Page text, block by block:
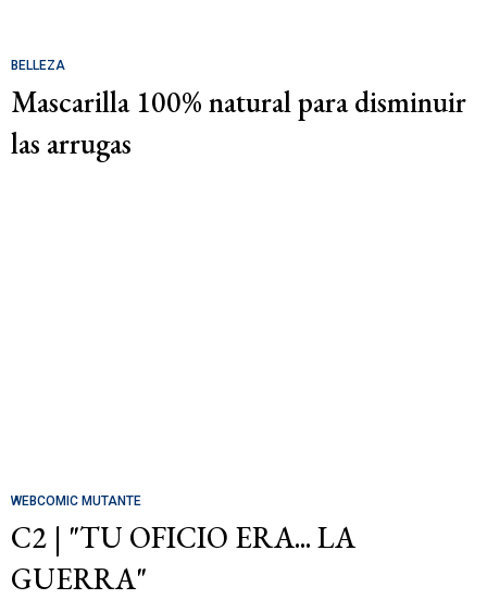
BELLEZA
Mascarilla 100% natural para disminuir
las arrugas
WEBCOMIC MUTANTE
C2 | "TU OFICIO ERA... LA
GUERRA"